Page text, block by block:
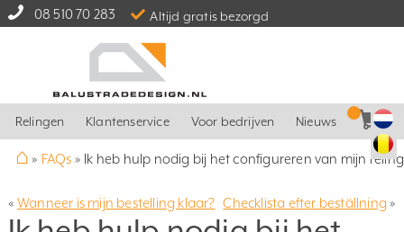
08 510 70 283 Altijd gratis bezorgd
Relingen Klantenservice Voor bedrijven Nieuws
⌂ » FAQs » Ik heb hulp nodig bij het configureren van mijn
« Wanneer is mijn bestelling klaar? Checklista efter beställning »